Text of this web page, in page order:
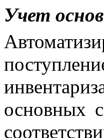
Учет
основных